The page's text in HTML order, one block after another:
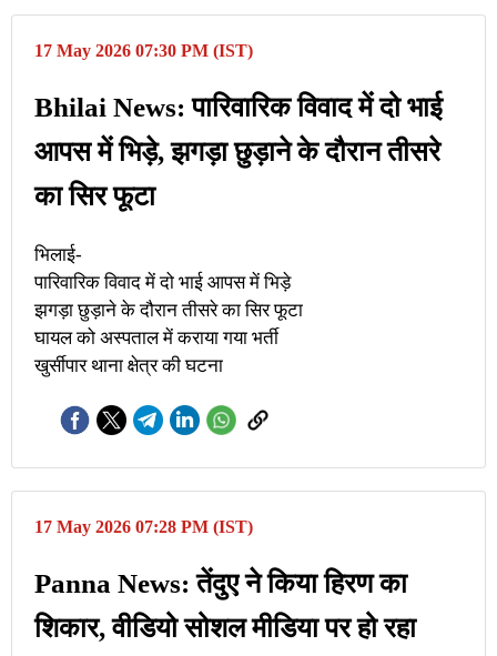
17 May 2026 07:30 PM (IST)
Bhilai News: पारिवारिक विवाद में दो भाई
आपस में भिड़े, झगड़ा छुड़ाने के दौरान तीसरे
का सिर फूटा
भिलाई-
पारिवारिक विवाद में दो भाई आपस में भिड़े
झगड़ा छुड़ाने के दौरान तीसरे का सिर फूटा
घायल को अस्पताल में कराया गया भर्ती
खुर्सीपार थाना क्षेत्र की घटना
17 May 2026 07:28 PM (IST)
Panna News: तेंदुए ने किया हिरण का
शिकार, वीडियो सोशल मीडिया पर हो रहा